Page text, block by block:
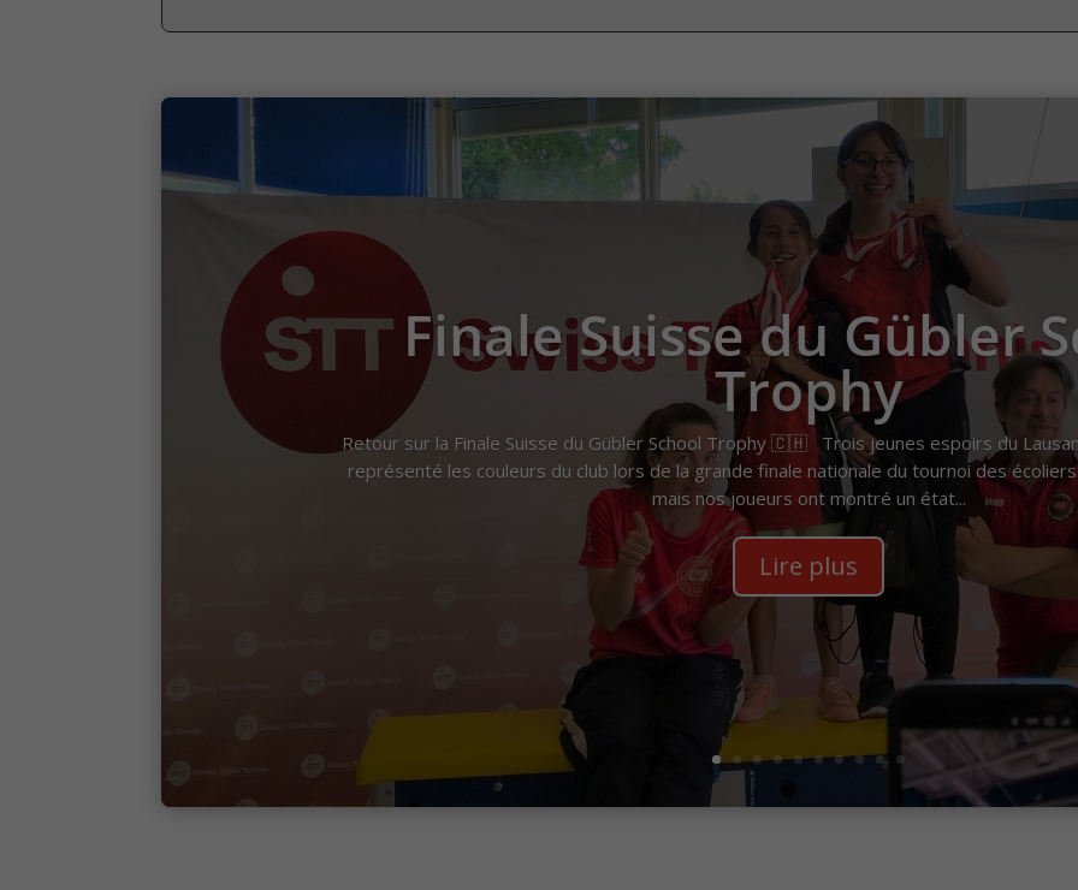
Finale Suisse du Gübler
Trophy
Retour sur la Finale Suisse du Gübler School Trophy 🇨🇭 Trois jeunes espoirs du
représenté les couleurs du club lors de la grande finale nationale du tournoi des
mais nos joueurs ont montré un état...
Lire plus